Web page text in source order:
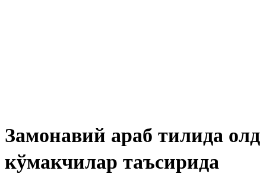
Замонавий араб тилида олд
кўмакчилар таъсирида